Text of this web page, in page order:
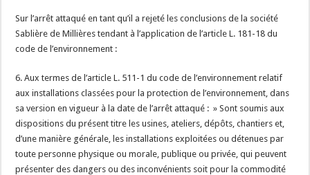
Sur l’arrêt attaqué en tant qu’il a rejeté les conclusions de la société
Sablière de Millières tendant à l’application de l’article L. 181-18 du
code de l’environnement :
6. Aux termes de l’article L. 511-1 du code de l’environnement relatif
aux installations classées pour la protection de l’environnement, dans
sa version en vigueur à la date de l’arrêt attaqué : » Sont soumis aux
dispositions du présent titre les usines, ateliers, dépôts, chantiers et,
d’une manière générale, les installations exploitées ou détenues par
toute personne physique ou morale, publique ou privée, qui peuvent
présenter des dangers ou des inconvénients soit pour la commodité